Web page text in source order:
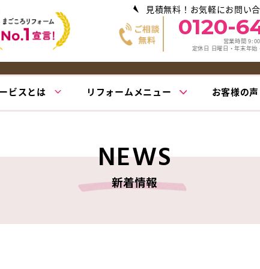
見積無料！お気軽にお問い
0120-
営業時間
定休日 日曜日・年末年始
ビスとは リフォームメニュー お客様の声
NEWS
新着情報